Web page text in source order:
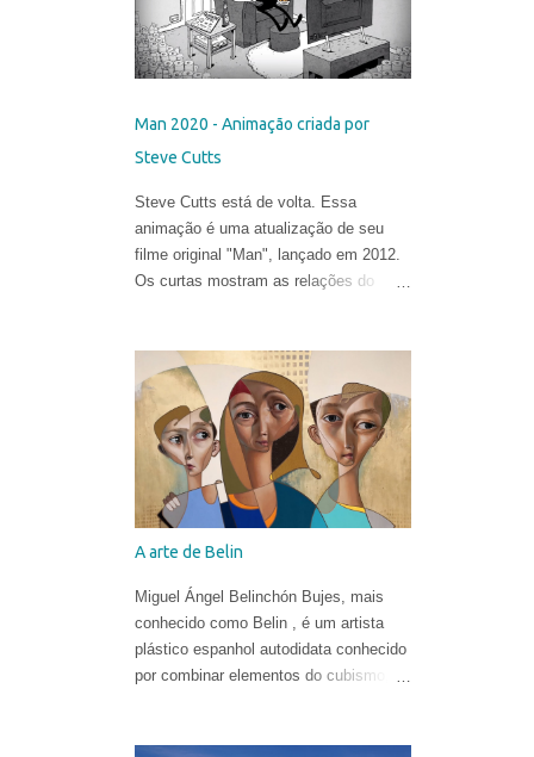
Man 2020 - Animação criada por
Steve Cutts
Steve Cutts está de volta. Essa
animação é uma atualização de seu
filme original "Man", lançado em 2012.
Os curtas mostram as relações do
"In the Hall of the Mountain King" de
Edvard Grieg .
A arte de Belin
Miguel Ángel Belinchón Bujes, mais
conhecido como Belin , é um artista
plástico espanhol autodidata conhecido
por combinar elementos do cubismo, da